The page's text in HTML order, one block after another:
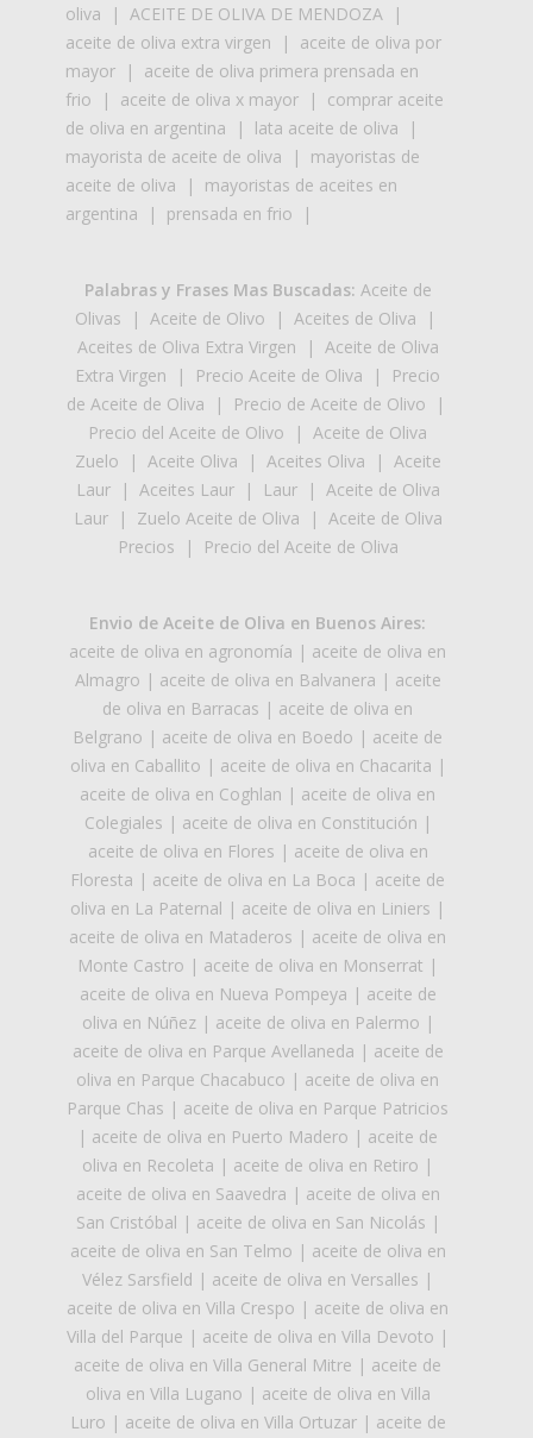
oliva | ACEITE DE OLIVA DE MENDOZA |
aceite de oliva extra virgen | aceite de oliva por
mayor | aceite de oliva primera prensada en
frio | aceite de oliva x mayor | comprar aceite
de oliva en argentina | lata aceite de oliva |
mayorista de aceite de oliva | mayoristas de
aceite de oliva | mayoristas de aceites en
argentina | prensada en frio |
Palabras y Frases Mas Buscadas: Aceite de
Olivas | Aceite de Olivo | Aceites de Oliva |
Aceites de Oliva Extra Virgen | Aceite de Oliva
Extra Virgen | Precio Aceite de Oliva |
Precio
de Aceite de Oliva | Precio de Aceite de Olivo |
Precio del Aceite de Olivo | Aceite de Oliva
Zuelo | Aceite Oliva | Aceites Oliva | Aceite
Laur| Aceites Laur| Laur| Aceite de Oliva
Laur| Zuelo Aceite de Oliva | Aceite de Oliva
Precios | Precio del Aceite de Oliva
Envio de Aceite de Oliva en Buenos Aires:
aceite de oliva en agronomía | aceite de oliva en
Almagro | aceite de oliva en Balvanera | aceite
de oliva en Barracas | aceite de oliva en
Belgrano | aceite de oliva en Boedo | aceite de
oliva en Caballito | aceite de oliva en Chacarita |
aceite de oliva en Coghlan | aceite de oliva en
Colegiales | aceite de oliva en Constitución |
aceite de oliva en Flores | aceite de oliva en
Floresta | aceite de oliva en La Boca | aceite de
oliva en La Paternal | aceite de oliva en Liniers |
aceite de oliva en Mataderos | aceite de oliva en
Monte Castro | aceite de oliva en Monserrat |
aceite de oliva en Nueva Pompeya | aceite de
oliva en Núñez| aceite de oliva en Palermo |
aceite de oliva en Parque Avellaneda | aceite de
oliva en Parque Chacabuco | aceite de oliva en
Parque Chas | aceite de oliva en Parque Patricios
| aceite de oliva en Puerto Madero | aceite de
oliva en Recoleta | aceite de oliva en Retiro |
aceite de oliva en Saavedra | aceite de oliva en
San Cristóbal | aceite de oliva en San Nicolás |
aceite de oliva en San Telmo | aceite de oliva en
Vélez Sarsfield | aceite de oliva en Versalles |
aceite de oliva en Villa Crespo | aceite de oliva en
Villa del Parque | aceite de oliva en Villa Devoto |
aceite de oliva en Villa General Mitre | aceite de
oliva en Villa Lugano | aceite de oliva en Villa
Luro | aceite de oliva en Villa Ortuzar| aceite de